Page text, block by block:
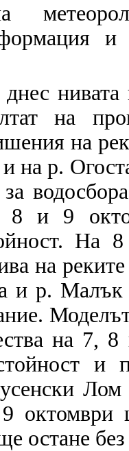
и
днес
на
на
на р.
8 и 9
На
на
и р. Малък
на 7,
октомври
остане